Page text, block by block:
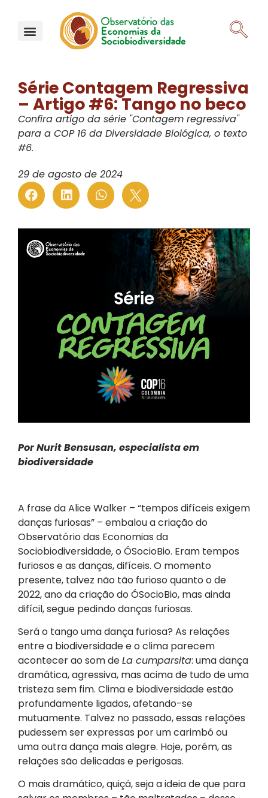
Série Contagem Regressiva
– Artigo #6: Tango no beco
Confira artigo da série "Contagem regressiva"
para a COP 16 da Diversidade Biológica, o texto
#6.
29 de agosto de 2024
Por Nurit Bensusan, especialista em
biodiversidade
A frase da Alice Walker – “tempos difíceis exigem
danças furiosas” – embalou a criação do
Observatório das Economias da
Sociobiodiversidade, o ÓSocioBio. Eram tempos
furiosos e as danças, difíceis. O momento
presente, talvez não tão furioso quanto o de
2022, ano da criação do ÓSocioBio, mas ainda
difícil, segue pedindo danças furiosas.
Será o tango uma dança furiosa? As relações
entre a biodiversidade e o clima parecem
acontecer ao som deLa cumparsita: uma dança
dramática, agressiva, mas acima de tudo de uma
tristeza sem fim. Clima e biodiversidade estão
profundamente ligados, afetando-se
mutuamente. Talvez no passado, essas relações
pudessem ser expressas por um carimbó ou
uma outra dança mais alegre. Hoje, porém, as
relações são delicadas e perigosas.
O mais dramático, quiçá, seja a ideia de que para